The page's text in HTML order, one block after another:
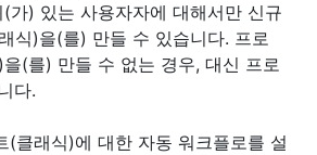
가) 있는 사용자자에 대해서만 신규
식)을(를) 만들 수 있습니다. 프로
(를) 만들 수 없는 경우, 대신 프로
다.
(클래식)에 대한 자동 워크플로를 설